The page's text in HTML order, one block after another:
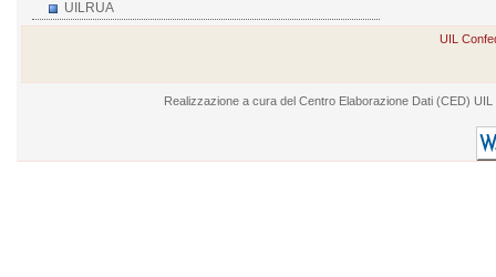
UILRUA
UIL
Realizzazione a cura del Centro Elaborazione Dati (CED)